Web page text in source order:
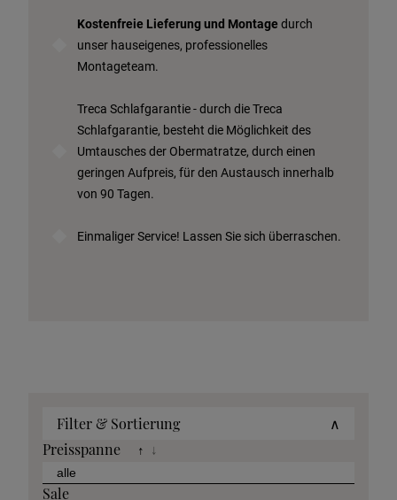
Kostenfreie Lieferung und Montage durch
unser hauseigenes, professionelles
Montageteam.
Treca Schlafgarantie - durch die Treca
Schlafgarantie, besteht die Möglichkeit des
Umtausches der Obermatratze, durch einen
geringen Aufpreis, für den Austausch innerhalb
von 90 Tagen.
Einmaliger Service! Lassen Sie sich überraschen.
Filter & Sortierung
∧
Preisspanne
↑ ↓
Sale